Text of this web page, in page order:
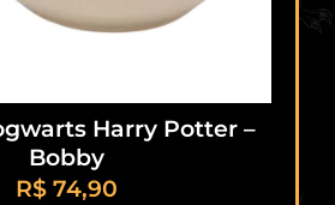
Harry Potter –
Bobby
R$74,90